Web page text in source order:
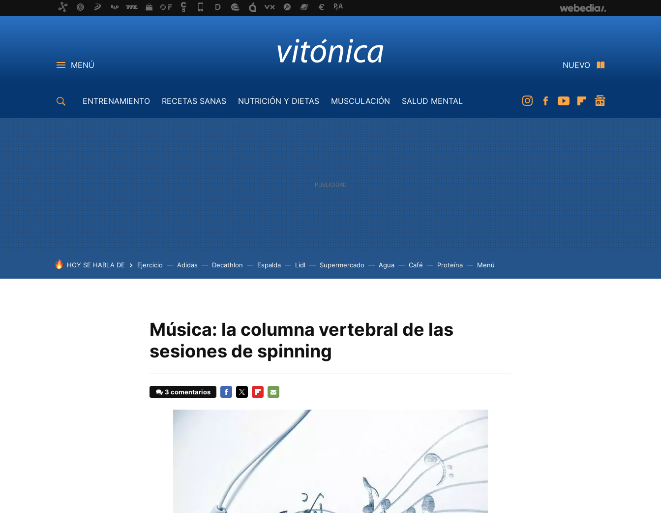
MENÚ NUEVO
ENTRENAMIENTO RECETAS SANAS NUTRICIÓN Y DIETAS MUSCULACIÓN
SALUD MENTAL
InstagramFacebookYoutubeFlipboard
HOY SE HABLA DE Ejercicio Adidas Decathlon Espalda Lidl Supermercado Agua Café Proteína Menú
Música: la columna vertebral de las
sesiones de spinning
3 comentarios